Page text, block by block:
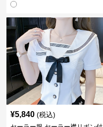
¥5,840 (税込)